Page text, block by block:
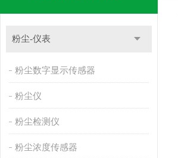
粉尘-仪表
粉尘数字显示传感器
粉尘仪
粉尘检测仪
粉尘浓度传感器